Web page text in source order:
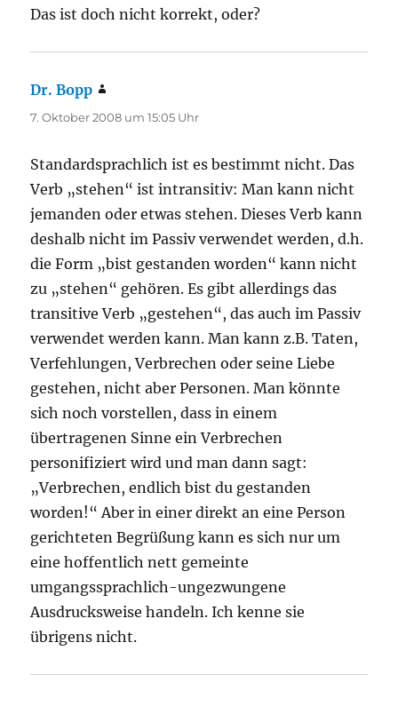
Das ist doch nicht korrekt, oder?
Dr. Bopp
7. Oktober 2008 um 15:05 Uhr
Standardsprachlich ist es bestimmt nicht. Das
Verb „stehen“ ist intransitiv: Man kann nicht
jemanden oder etwas stehen. Dieses Verb kann
deshalb nicht im Passiv verwendet werden, d.h.
die Form „bist gestanden worden“ kann nicht
zu „stehen“ gehören. Es gibt allerdings das
transitive Verb „gestehen“, das auch im Passiv
verwendet werden kann. Man kann z.B. Taten,
Verfehlungen, Verbrechen oder seine Liebe
gestehen, nicht aber Personen. Man könnte
sich noch vorstellen, dass in einem
übertragenen Sinne ein Verbrechen
personifiziert wird und man dann sagt:
„Verbrechen, endlich bist du gestanden
worden!“ Aber in einer direkt an eine Person
gerichteten Begrüßung kann es sich nur um
eine hoffentlich nett gemeinte
umgangssprachlich-ungezwungene
Ausdrucksweise handeln. Ich kenne sie
übrigens nicht.